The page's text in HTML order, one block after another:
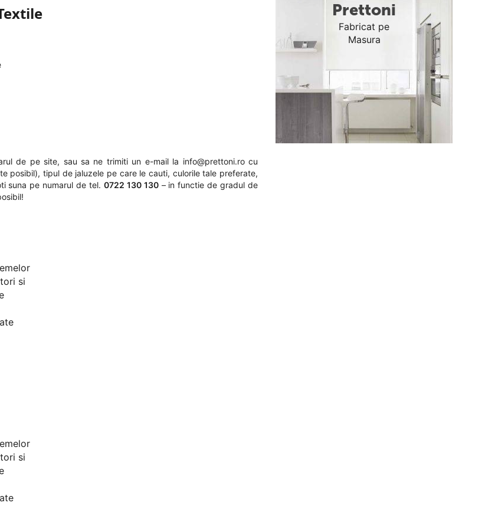
de pe site, sau sa ne trimiti un e-mail la info@prettoni.rocu
posibil), tipul de jaluzele pe care le cauti, culorile tale preferate,
suna pe numarul de tel. 0722 130 130– in functie de gradul de
si
si
Prettoni
Fabricat pe
Masura